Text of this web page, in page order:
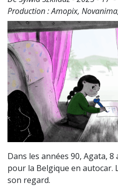
Production : Amopix,
Dans les années 90, Agata,
pour la Belgique en autocar.
son regard.